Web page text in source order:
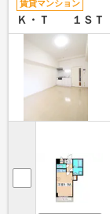
賃貸マンション
Ｋ・Ｔ １ＳＴ